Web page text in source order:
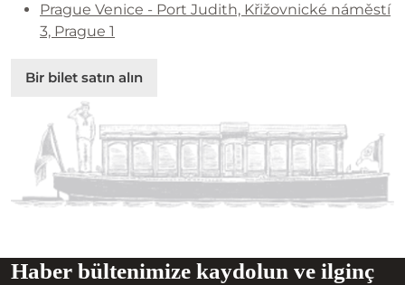
Prague Venice - Port Judith, Křižovnické náměstí
3, Prague 1
Bir bilet satın alın
Haber bültenimize kaydolun ve ilginç